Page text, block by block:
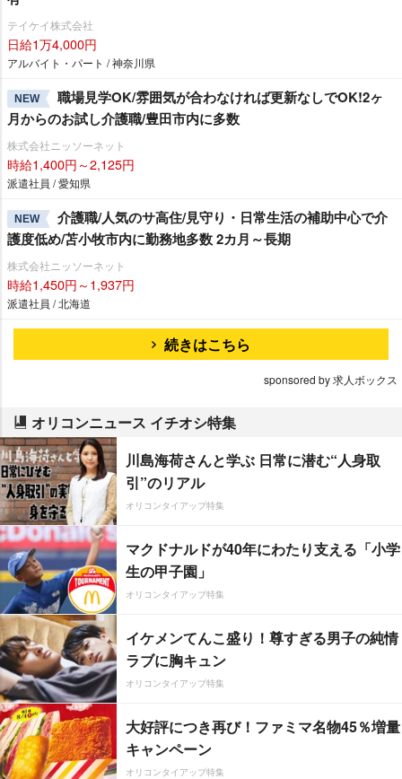
テイケイ株式会社
日給1万4,000円
アルバイト・パート / 神奈川県
NEW
職場見学OK/雰囲気が合わなければ更新なしでOK!2ヶ
月からのお試し介護職/豊田市内に多数
株式会社ニッソーネット
時給1,400円～2,125円
派遣社員 / 愛知県
NEW
介護職/人気のサ高住/見守り・日常生活の補助中心で介
護度低め/苫小牧市内に勤務地多数 2カ月～長期
株式会社ニッソーネット
時給1,450円～1,937円
派遣社員 / 北海道
続きはこちら
sponsored by 求人ボックス
オリコンニュース イチオシ特集
川島海荷さんと学ぶ 日常に潜む“人身取
引”のリアル
オリコンタイアップ特集
マクドナルドが40年にわたり支える「小学
生の甲子園」
オリコンタイアップ特集
イケメンてんこ盛り！尊すぎる男子の純情
ラブに胸キュン
オリコンタイアップ特集
大好評につき再び！ファミマ名物45％増量
キャンペーン
オリコンタイアップ特集